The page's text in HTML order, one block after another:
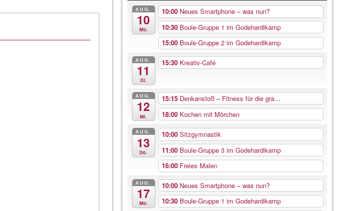
AUG.
10
Mo.
10:00 Neues Smartphone – was nun?
10:30 Boule-Gruppe 1 im Godehardikamp
15:00 Boule-Gruppe 2 im Godehardikamp
AUG.
11
Di.
15:30 Kreativ-Café
AUG.
12
Mi.
15:15 Denkanstoß – Fitness für die gra...
18:00 Kochen mit Mörchen
AUG.
13
Do.
10:00 Sitzgymnastik
11:00 Boule-Gruppe 3 im Godehardikamp
16:00 Freies Malen
AUG.
17
Mo.
10:00 Neues Smartphone – was nun?
10:30 Boule-Gruppe 1 im Godehardikamp